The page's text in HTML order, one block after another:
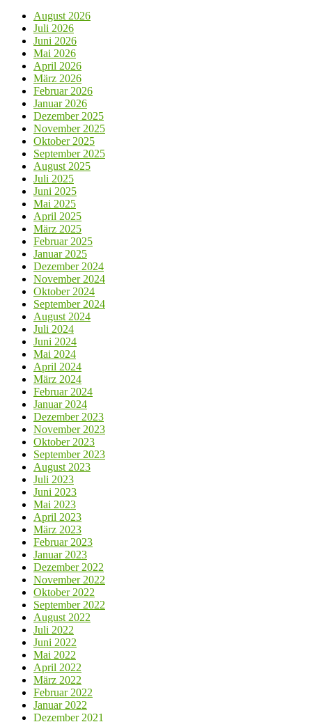
August 2026
Juli 2026
Juni 2026
Mai 2026
April 2026
März 2026
Februar 2026
Januar 2026
Dezember 2025
November 2025
Oktober 2025
September 2025
August 2025
Juli 2025
Juni 2025
Mai 2025
April 2025
März 2025
Februar 2025
Januar 2025
Dezember 2024
November 2024
Oktober 2024
September 2024
August 2024
Juli 2024
Juni 2024
Mai 2024
April 2024
März 2024
Februar 2024
Januar 2024
Dezember 2023
November 2023
Oktober 2023
September 2023
August 2023
Juli 2023
Juni 2023
Mai 2023
April 2023
März 2023
Februar 2023
Januar 2023
Dezember 2022
November 2022
Oktober 2022
September 2022
August 2022
Juli 2022
Juni 2022
Mai 2022
April 2022
März 2022
Februar 2022
Januar 2022
Dezember 2021